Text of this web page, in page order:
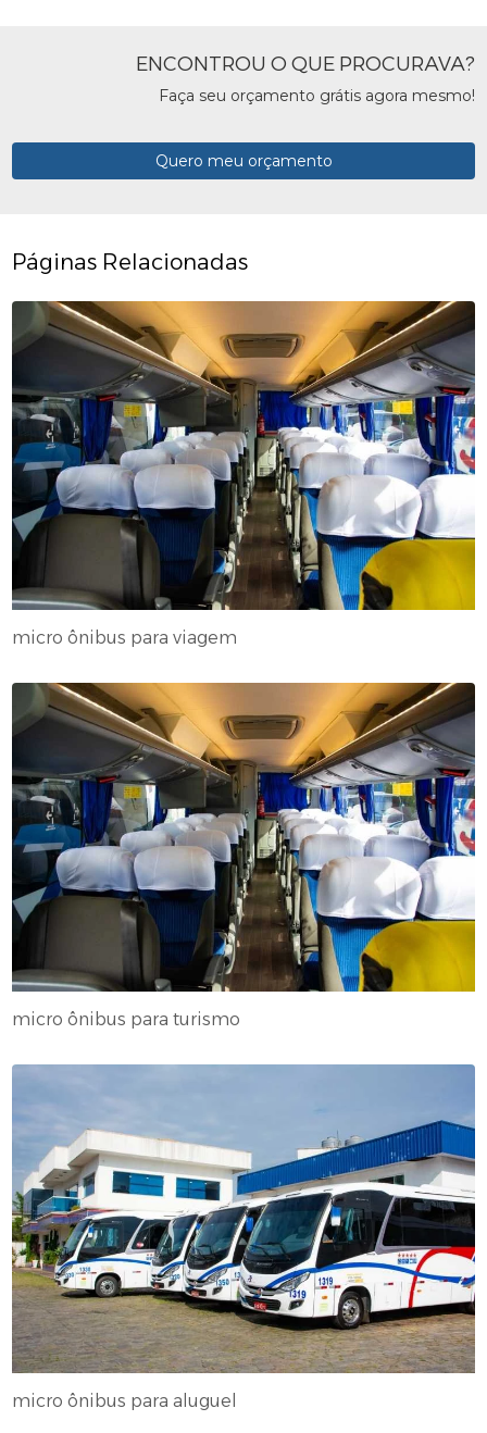
ENCONTROU O QUE PROCURAVA?
Faça seu orçamento grátis agora mesmo!
Quero meu orçamento
Páginas Relacionadas
micro ônibus para viagem
micro ônibus para turismo
micro ônibus para aluguel